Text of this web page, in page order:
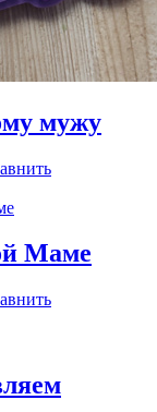
мужу
Маме